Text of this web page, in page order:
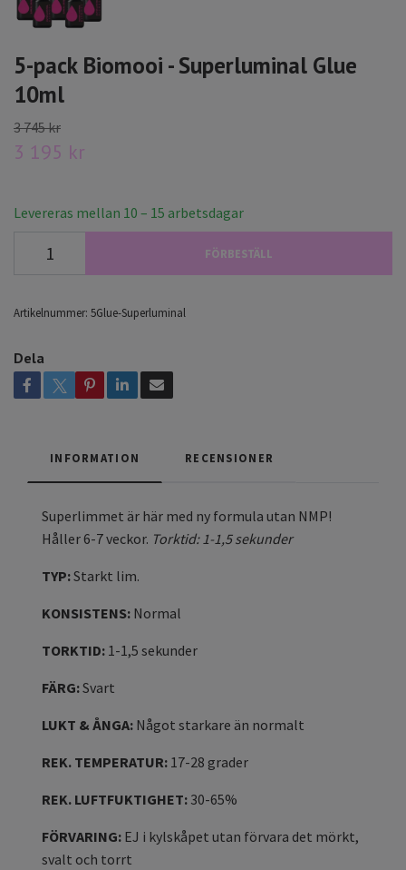
5-pack Biomooi - Superluminal Glue
10ml
3 745 kr
3 195 kr
Levereras mellan 10 – 15 arbetsdagar
FÖRBESTÄLL
Artikelnummer: 5Glue-Superluminal
Dela
INFORMATION RECENSIONER
Superlimmet är här med ny formula utan NMP!
Håller 6-7 veckor. Torktid: 1-1,5 sekunder
TYP:Starkt lim.
KONSISTENS: Normal
TORKTID: 1-1,5 sekunder
FÄRG:Svart
LUKT & ÅNGA: Något starkare än normalt
REK. TEMPERATUR: 17-28 grader
REK. LUFTFUKTIGHET: 30-65%
FÖRVARING: EJ i kylskåpet utan förvara det mörkt,
svalt och torrt